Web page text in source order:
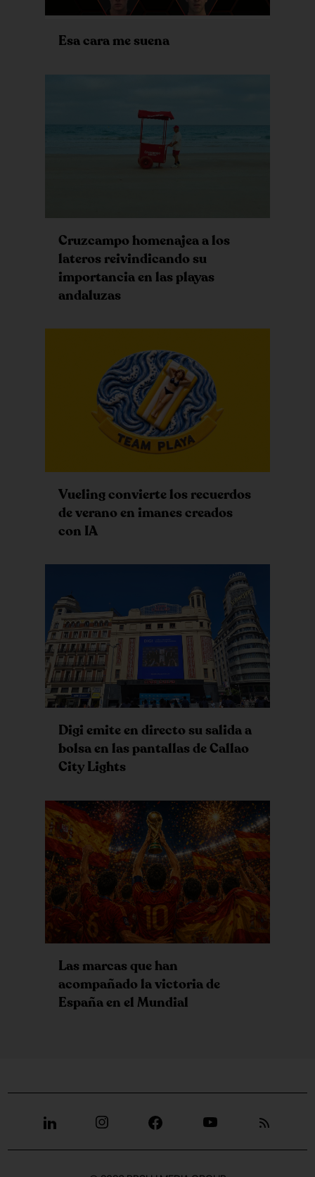
Esa cara me suena
Cruzcampo homenajea a los
lateros reivindicando su
importancia en las playas
andaluzas
Vueling convierte los recuerdos
de verano en imanes creados
con IA
Digi emite en directo su salida a
bolsa en las pantallas de Callao
City Lights
Las marcas que han
acompañado la victoria de
España en el Mundial